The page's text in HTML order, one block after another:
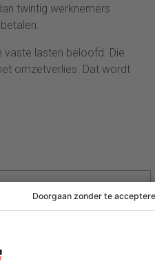
twintig werknemers
vaste lasten beloofd. Die
omzetverlies. Dat wordt